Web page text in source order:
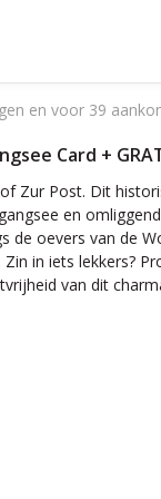
en voor 39
Card +
Zur Post. Dit
en
oevers van de
in iets lekkers?
van dit